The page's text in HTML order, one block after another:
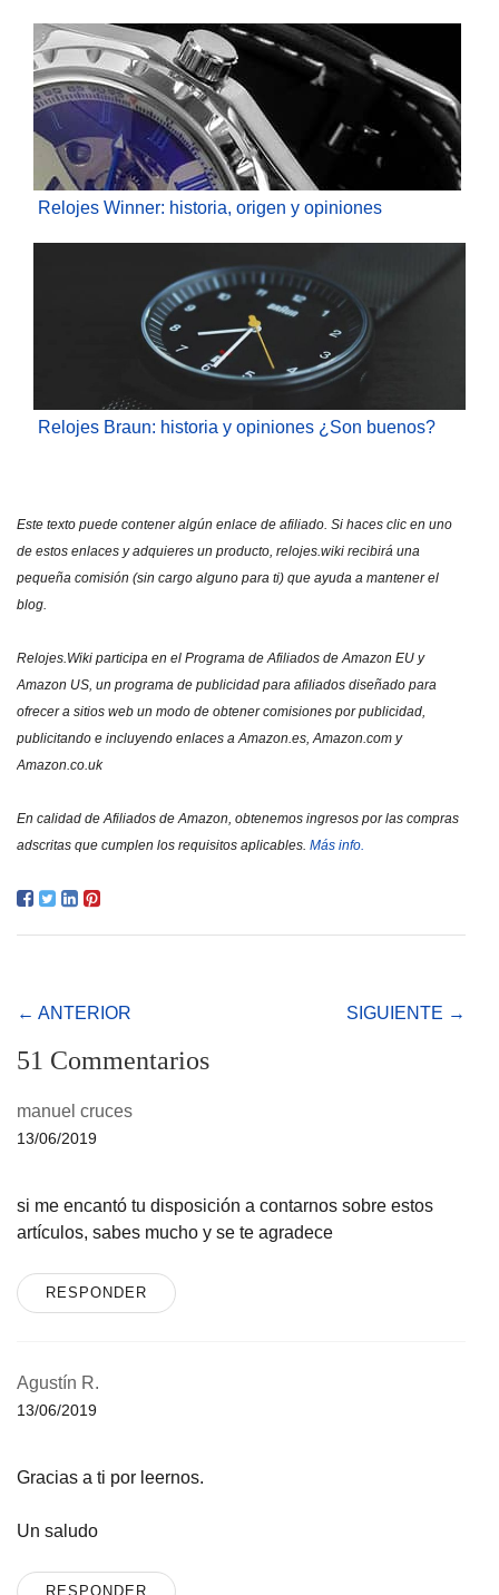
Relojes Winner: historia, origen y opiniones
Relojes Braun: historia y opiniones ¿Son buenos?
Este texto puede contener algún enlace de afiliado. Si haces clic en uno
de estos enlaces y adquieres un producto, relojes.wiki recibirá una
pequeña comisión (sin cargo alguno para ti) que ayuda a mantener el
blog.
Relojes.Wiki participa en el Programa de Afiliados de Amazon EU y
Amazon US, un programa de publicidad para afiliados diseñado para
ofrecer a sitios web un modo de obtener comisiones por publicidad,
publicitando e incluyendo enlaces a Amazon.es, Amazon.com y
Amazon.co.uk
En calidad de Afiliados de Amazon, obtenemos ingresos por las compras
adscritas que cumplen los requisitos aplicables. Más info.
← ANTERIOR SIGUIENTE →
51 Commentarios
manuel cruces
13/06/2019
si me encantó tu disposición a contarnos sobre estos
artículos, sabes mucho y se te agradece
RESPONDER
Agustín R.
13/06/2019
Gracias a ti por leernos.
Un saludo
RESPONDER